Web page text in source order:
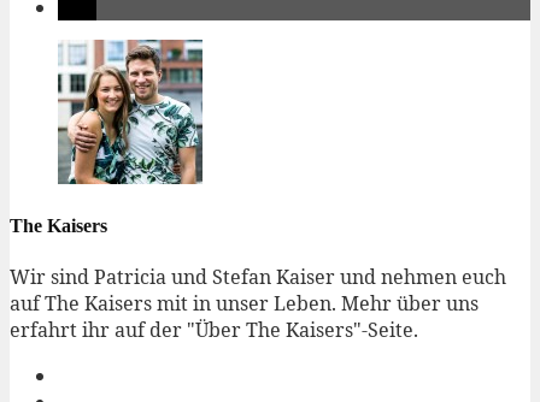
The Kaisers
Wir sind Patricia und Stefan Kaiser und nehmen euch
auf The Kaisers mit in unser Leben. Mehr über uns
erfahrt ihr auf der "Über The Kaisers"-Seite.